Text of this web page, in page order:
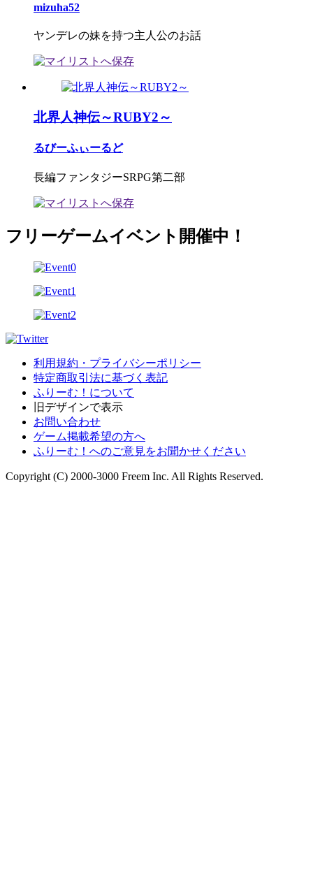
mizuha52
ヤンデレの妹を持つ主人公のお話
北界人神伝～RUBY2～
るびーふぃーるど
長編ファンタジーSRPG第二部
フリーゲームイベント開催中！
利用規約・プライバシーポリシー
特定商取引法に基づく表記
ふりーむ！について
旧デザインで表示
お問い合わせ
ゲーム掲載希望の方へ
ふりーむ！へのご意見をお聞かせください
Copyright (C) 2000-3000 Freem Inc. All Rights Reserved.